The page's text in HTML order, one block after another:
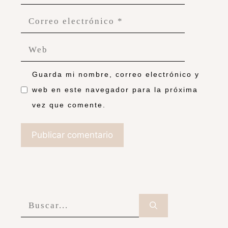
Guarda mi nombre, correo electrónico y
web en este navegador para la próxima
vez que comente.